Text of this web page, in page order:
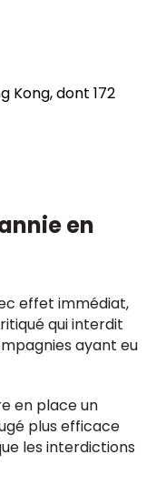
Kong, dont 172
en
effet immédiat,
qui interdit
ayant eu
en place un
plus efficace
les interdictions